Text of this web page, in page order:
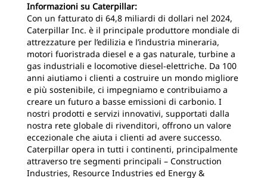
Informazioni su Caterpillar:
Con un fatturato di 64,8 miliardi di dollari nel 2024,
Caterpillar Inc. è il principale produttore mondiale di
attrezzature per l’edilizia e l’industria mineraria,
motori fuoristrada diesel e a gas naturale, turbine a
gas industriali e locomotive diesel-elettriche. Da 100
anni aiutiamo i clienti a costruire un mondo migliore
e più sostenibile, ci impegniamo e contribuiamo a
creare un futuro a basse emissioni di carbonio. I
nostri prodotti e servizi innovativi, supportati dalla
nostra rete globale di rivenditori, offrono un valore
eccezionale che aiuta i clienti ad avere successo.
Caterpillar opera in tutti i continenti, principalmente
attraverso tre segmenti principali – Construction
Industries, Resource Industries ed Energy &